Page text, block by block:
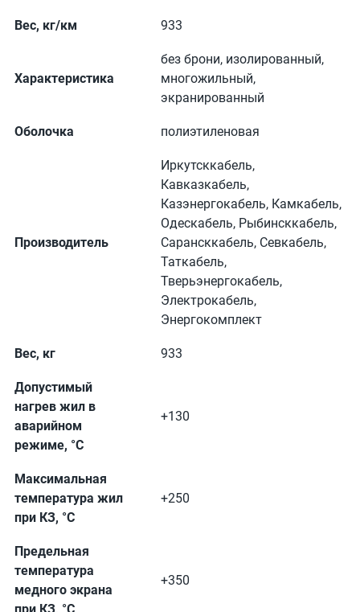
Вес, кг/км 933
Характеристика
без брони, изолированный,
многожильный,
экранированный
Оболочка полиэтиленовая
Производитель
Иркутсккабель,
Кавказкабель,
Казэнергокабель, Камкабель,
Одескабель, Рыбинсккабель,
Сарансккабель, Севкабель,
Таткабель,
Тверьэнергокабель,
Электрокабель,
Энергокомплект
Вес, кг 933
Допустимый
нагрев жил в
аварийном
режиме, °С
+130
Максимальная
температура жил
при КЗ, °С
+250
Предельная
температура
медного экрана
+350